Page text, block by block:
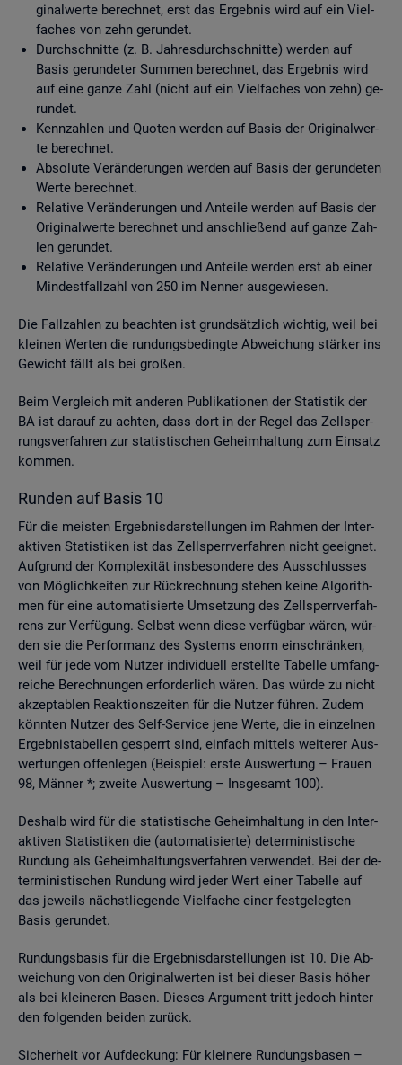
gi­nal­wer­te be­rech­net, erst das Er­geb­nis wird auf ein Viel­
fa­ches von zehn ge­run­det.
Durch­schnit­te (z. B. Jah­res­durch­schnit­te) wer­den auf
Basis ge­run­de­ter Sum­men be­rech­net, das Er­geb­nis wird
auf eine ganze Zahl (nicht auf ein Viel­fa­ches von zehn) ge­
run­det.
Kenn­zah­len und Quo­ten wer­den auf Basis der Ori­gi­nal­wer­
te be­rech­net.
Ab­so­lu­te Ver­än­de­run­gen wer­den auf Basis der ge­run­de­ten
Werte be­rech­net.
Re­la­ti­ve Ver­än­de­run­gen und An­tei­le wer­den auf Basis der
Ori­gi­nal­wer­te be­rech­net und an­schlie­ßend auf ganze Zah­
len ge­run­det.
Re­la­ti­ve Ver­än­de­run­gen und An­tei­le wer­den erst ab einer
Min­dest­fall­zahl von 250 im Nen­ner aus­ge­wie­sen.
Die Fall­zah­len zu be­ach­ten ist grund­sätz­lich wich­tig, weil bei
klei­nen Wer­ten die run­dungs­be­ding­te Ab­wei­chung stär­ker ins
Ge­wicht fällt als bei gro­ßen.
Beim Ver­gleich mit an­de­ren Pu­bli­ka­tio­nen der Sta­tis­tik der
BA ist dar­auf zu ach­ten, dass dort in der Regel das Zell­sper­
rungs­ver­fah­ren zur sta­tis­ti­schen Ge­heim­hal­tung zum Ein­satz
kom­men.
Run­den auf Basis 10
Für die meis­ten Er­geb­nis­dar­stel­lun­gen im Rah­men der In­ter­
ak­ti­ven Sta­tis­ti­ken ist das Zell­sperr­ver­fah­ren nicht ge­eig­net.
Auf­grund der Kom­ple­xi­tät ins­be­son­de­re des Aus­schlus­ses
von Mög­lich­kei­ten zur Rück­rech­nung ste­hen keine Al­go­rith­
men für eine au­to­ma­ti­sier­te Um­set­zung des Zell­sperr­ver­fah­
rens zur Ver­fü­gung. Selbst wenn diese ver­füg­bar wären, wür­
den sie die Per­for­manz des Sys­tems enorm ein­schrän­ken,
weil für jede vom Nut­zer in­di­vi­du­ell er­stell­te Ta­bel­le um­fang­
rei­che Be­rech­nun­gen er­for­der­lich wären. Das würde zu nicht
ak­zep­ta­blen Re­ak­ti­ons­zei­ten für die Nut­zer füh­ren. Zudem
könn­ten Nut­zer des Self-Ser­vice jene Werte, die in ein­zel­nen
Er­geb­nis­ta­bel­len ge­sperrt sind, ein­fach mit­tels wei­te­rer Aus­
wer­tun­gen of­fen­le­gen (Bei­spiel: erste Aus­wer­tung – Frau­en
98, Män­ner *; zwei­te Aus­wer­tung – Ins­ge­samt 100).
Des­halb wird für die sta­tis­ti­sche Ge­heim­hal­tung in den In­ter­
ak­ti­ven Sta­tis­ti­ken die (au­to­ma­ti­sier­te) de­ter­mi­nis­ti­sche
Run­dung als Ge­heim­hal­tungs­ver­fah­ren ver­wen­det. Bei der de­
ter­mi­nis­ti­schen Run­dung wird jeder Wert einer Ta­bel­le auf
das je­weils nächst­lie­gen­de Viel­fa­che einer fest­ge­leg­ten
Basis ge­run­det.
Run­dungs­ba­sis für die Er­geb­nis­dar­stel­lun­gen ist 10. Die Ab­
wei­chung von den Ori­gi­nal­wer­ten ist bei die­ser Basis höher
als bei klei­ne­ren Basen. Die­ses Ar­gu­ment tritt je­doch hin­ter
den fol­gen­den bei­den zu­rück.
Si­cher­heit vor Auf­de­ckung: Für klei­ne­re Run­dungs­ba­sen –